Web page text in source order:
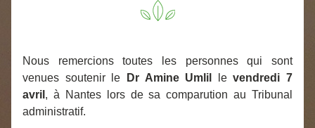
Nous remercions toutes les personnes qui sont
venues soutenir le
Dr Amine Umlil le vendredi 7
avril , à Nantes lors de sa comparution au Tribunal
administratif.